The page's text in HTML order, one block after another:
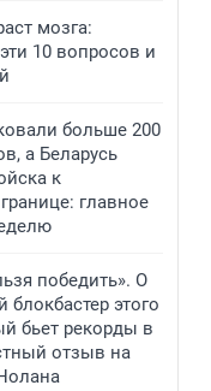
мозга:
10 вопросов и
больше 200
а Беларусь
к
главное
победить». О
этого
бьет рекорды в
отзыв на